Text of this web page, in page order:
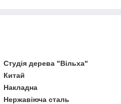
Студія дерева "Вільха"
Китай
Накладна
Нержавіюча сталь